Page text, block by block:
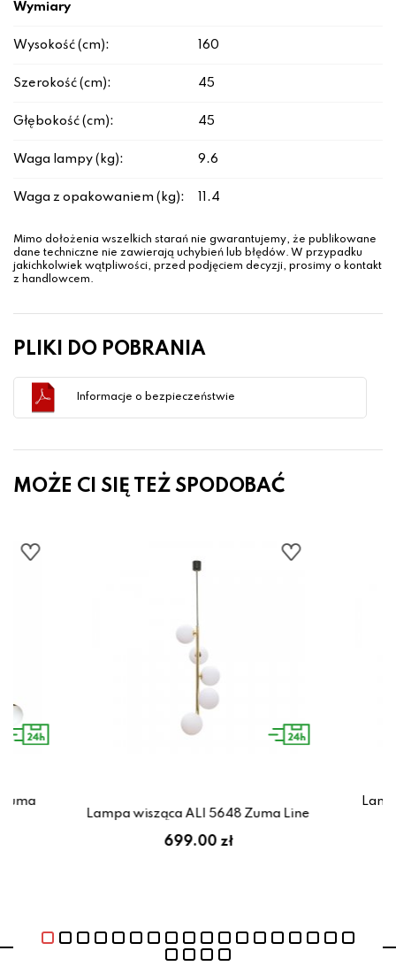
Wymiary
Wysokość (cm): 160
Szerokość (cm): 45
Głębokość (cm): 45
Waga lampy (kg): 9.6
Waga z opakowaniem (kg): 11.4
Mimo dołożenia wszelkich starań nie gwarantujemy, że publikowane
dane techniczne nie zawierają uchybień lub błędów. W przypadku
jakichkolwiek wątpliwości, przed podjęciem decyzji, prosimy o kontakt
z handlowcem.
PLIKI DO POBRANIA
Informacje o bezpieczeństwie
MOŻE CI SIĘ TEŻ SPODOBAĆ
Lampa wisząca ALI 5648 Zuma Line
699.00 zł